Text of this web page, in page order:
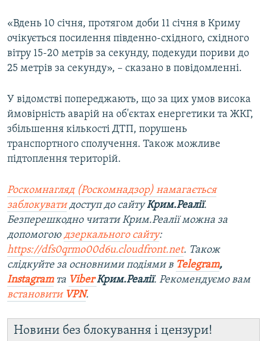
«Вдень 10 січня, протягом доби 11 січня в Криму
очікується посилення південно-східного, східного
вітру 15-20 метрів за секунду, подекуди пориви до
25 метрів за секунду», – сказано в повідомленні.
У відомстві попереджають, що за цих умов висока
ймовірність аварій на об'єктах енергетики та ЖКГ,
збільшення кількості ДТП, порушень
транспортного сполучення. Також можливе
підтоплення територій.
Роскомнагляд (Роскомнадзор) намагається
заблокуватидоступ до сайтуКрим.Реалії.
Безперешкодно читати Крим.Реалії можна за
допомогою дзеркального сайту:
https://dfs0qrmo00d6u.cloudfront.net. Також
слідкуйте за основними подіями в Telegram,
Instagramта ViberКрим.Реалії. Рекомендуємо вам
встановити VPN.
Новини без блокування і цензури!